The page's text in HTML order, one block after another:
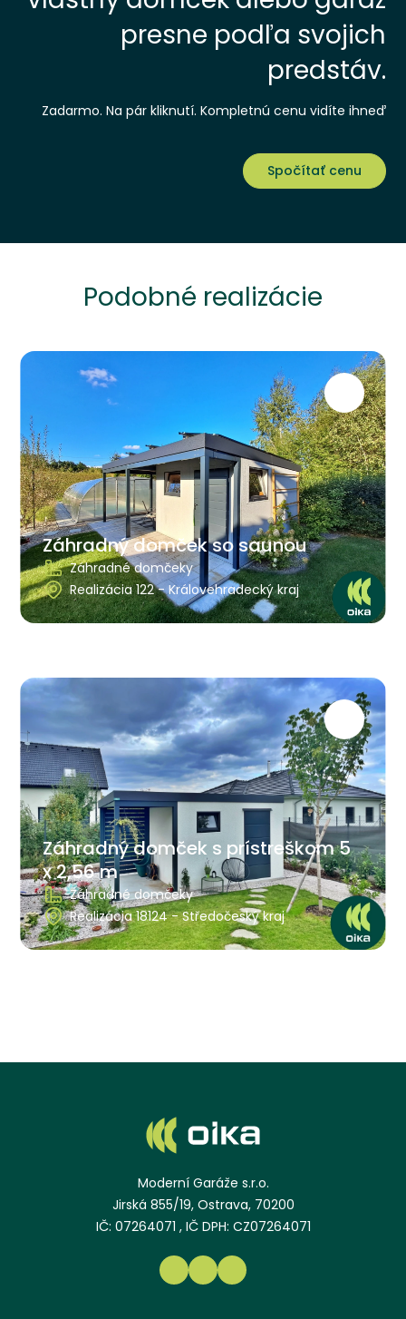
presne podľa svojich
predstáv.
Zadarmo. Na pár kliknutí. Kompletnú cenu vidíte ihneď
Spočítať cenu
Podobné realizácie
Záhradný domček so saunou
Záhradné domčeky
Realizácia 122 - Královehradecký kraj
Záhradný domček s prístreškom 5
x 2,56 m
Záhradné domčeky
Realizácia 18124 - Středočeský kraj
Moderní Garáže s.r.o.
Jirská 855/19, Ostrava, 70200
IČ: 07264071 , IČ DPH: CZ07264071